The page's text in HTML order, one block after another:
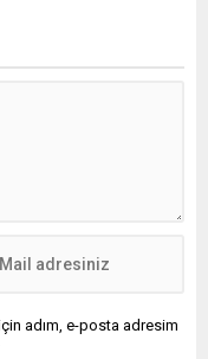
adım, e-posta adresim